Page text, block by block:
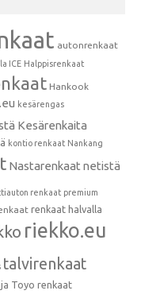
autonrenkaat
ICE Halppisrenkaat
Hankook
kesärengas
Kesärenkaita
kontio renkaat Nankang
Nastarenkaat netistä
renkaat premium
renkaat halvalla
riekko.eu
talvirenkaat
Toyo renkaat